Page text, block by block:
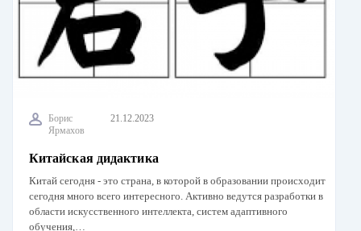
Борис
Ярмахов
21.12.2023
Китайская дидактика
Китай сегодня - это страна, в которой в образовании происходит
сегодня много всего интересного. Активно ведутся разработки в
области искусственного интеллекта, систем адаптивного
обучения,…